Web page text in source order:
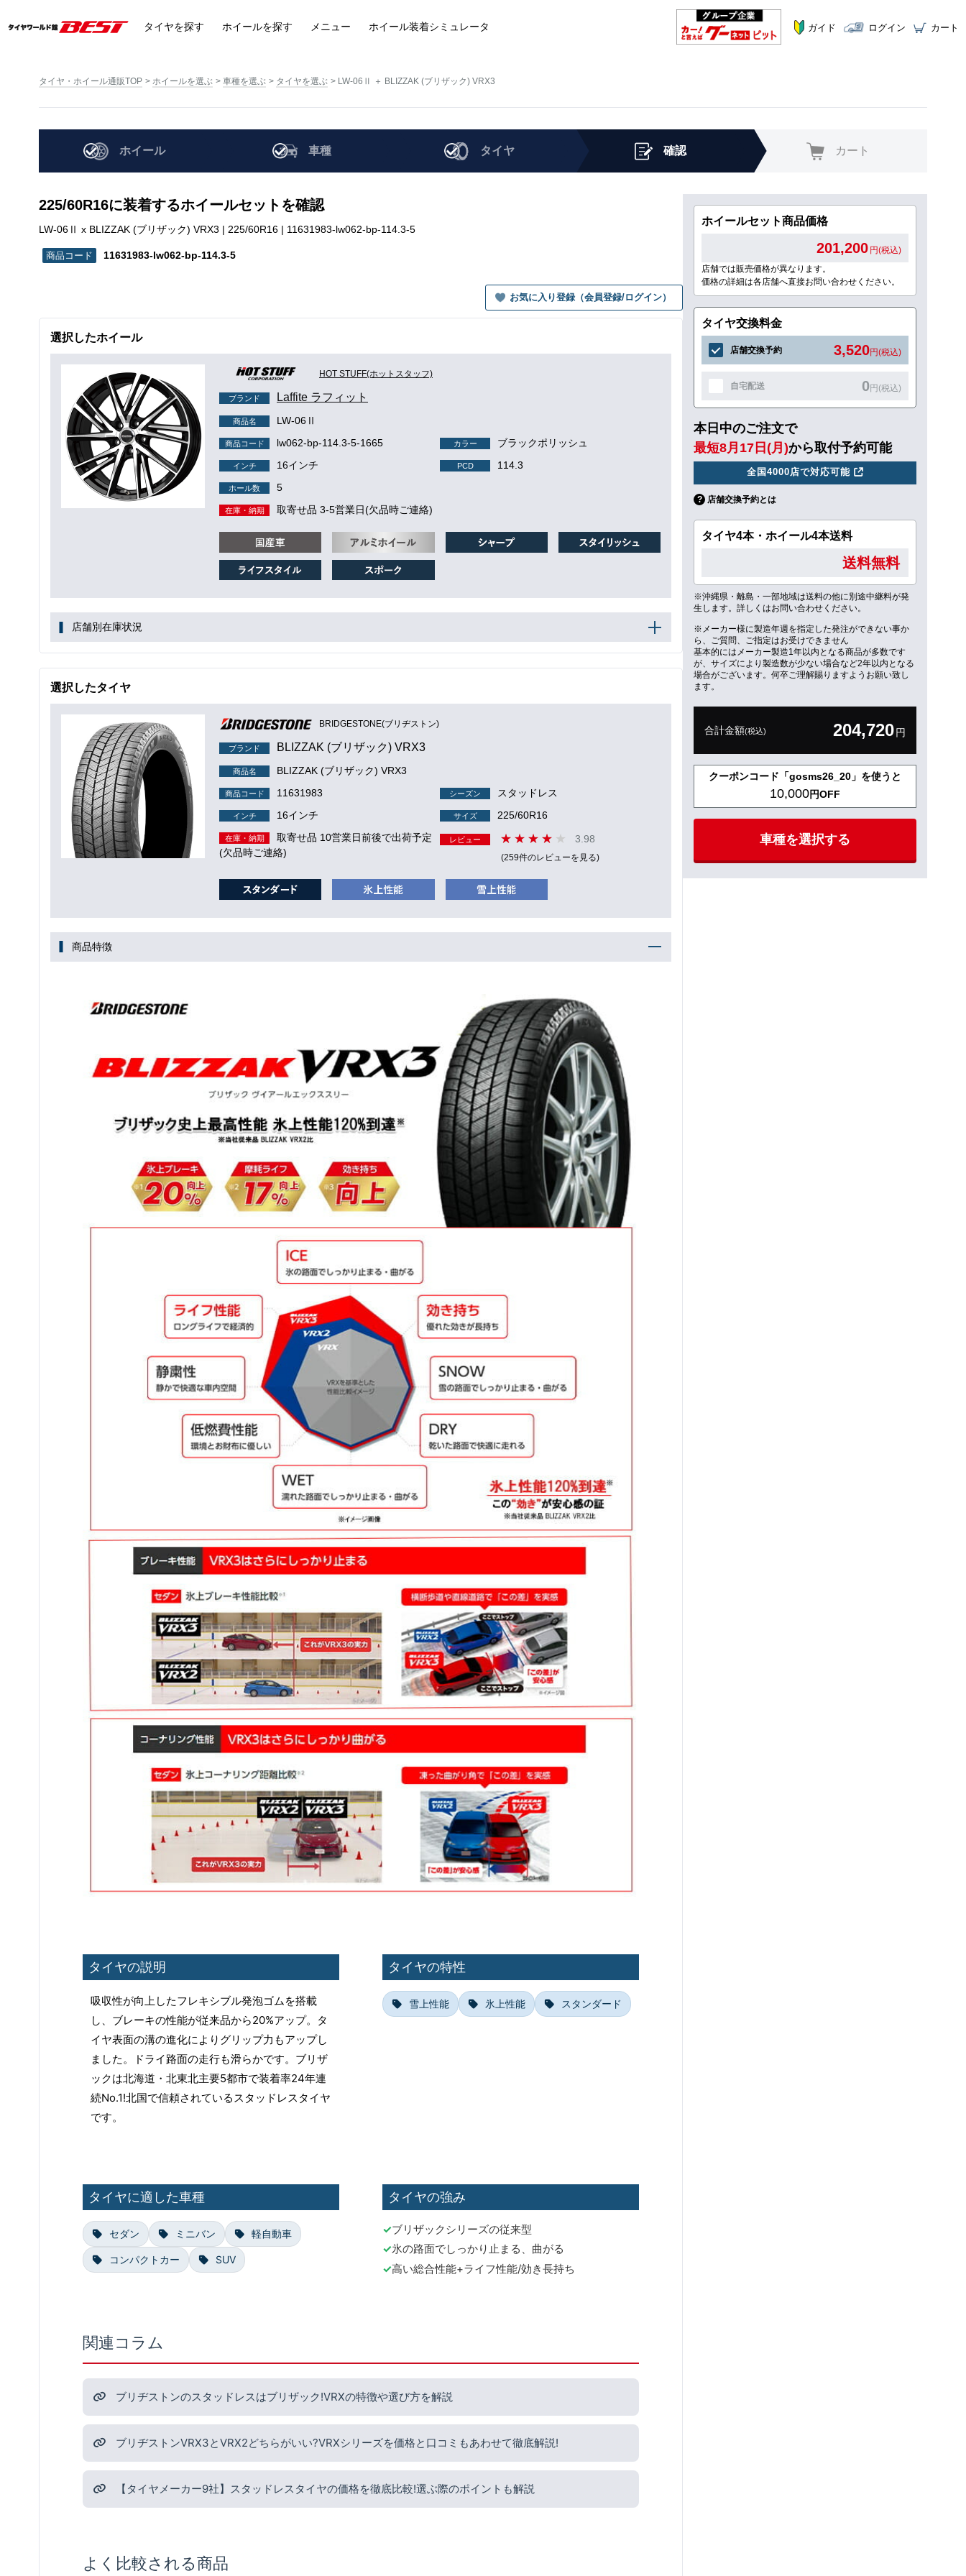
タイヤを探す ホイールを探す メニュー ホイール装着シミュレータ ガイド ログイン カート
タイヤ・ホイール通販TOP ホイールを選ぶ 車種を選ぶ タイヤを選ぶ LW-06Ⅱ ＋ BLIZZAK (ブリザック) VRX3
ホイール 車種 タイヤ 確認 カート
225/60R16に装着するホイールセットを確認
LW-06Ⅱ x BLIZZAK (ブリザック) VRX3 | 225/60R16 | 11631983-lw062-bp-114.3-5
11631983-lw062-bp-114.3-5
お気に入り登録（会員登録/ログイン）
選択したホイール
HOT STUFF(ホットスタッフ)
ブランド Laffite ラフィット
商品名 LW-06Ⅱ
商品コード lw062-bp-114.3-5-1665 カラー ブラックポリッシュ
インチ 16インチ PCD 114.3
ホール数 5
在庫・納期 取寄せ品 3-5営業日(欠品時ご連絡)
店舗別在庫状況
選択したタイヤ
BRIDGESTONE(ブリヂストン)
ブランド BLIZZAK (ブリザック) VRX3
商品名 BLIZZAK (ブリザック) VRX3
商品コード 11631983 シーズン スタッドレス
インチ 16インチ サイズ 225/60R16
在庫・納期
取寄せ品 10営業日前後で出荷予定
(欠品時ご連絡)
レビュー 3.98
(259件のレビューを見る)
商品特徴
タイヤの説明
吸収性が向上したフレキシブル発泡ゴムを搭載
し、ブレーキの性能が従来品から20%アップ。タ
イヤ表面の溝の進化によりグリップ力もアップし
ました。ドライ路面の走行も滑らかです。ブリザ
ックは北海道・北東北主要5都市で装着率24年連
続No.1!北国で信頼されているスタッドレスタイヤ
です。
タイヤの特性
雪上性能 氷上性能 スタンダード
タイヤに適した車種
セダン ミニバン 軽自動車
コンパクトカー SUV
タイヤの強み
ブリザックシリーズの従来型
氷の路面でしっかり止まる、曲がる
高い総合性能+ライフ性能/効き長持ち
関連コラム
ブリヂストンのスタッドレスはブリザック!VRXの特徴や選び方を解説
ブリヂストンVRX3とVRX2どちらがいい?VRXシリーズを価格と口コミもあわせて徹底解説!
【タイヤメーカー9社】スタッドレスタイヤの価格を徹底比較!選ぶ際のポイントも解説
よく比較される商品
ホイールセット商品価格
201,200 円(税込)
店舗では販売価格が異なります。
価格の詳細は各店舗へ直接お問い合わせください。
タイヤ交換料金
店舗交換予約 3,520円(税込)
自宅配送 0円(税込)
本日中のご注文で
最短8月17日(月)から取付予約可能
全国4000店で対応可能
店舗交換予約とは
タイヤ4本・ホイール4本送料
送料無料
※沖縄県・離島・一部地域は送料の他に別途中継料が発
生します。詳しくはお問い合わせください。
※メーカー様に製造年週を指定した発注ができない事か
ら、ご質問、ご指定はお受けできません
基本的にはメーカー製造1年以内となる商品が多数です
が、サイズにより製造数が少ない場合など2年以内となる
場合がございます。何卒ご理解賜りますようお願い致し
ます。
合計金額(税込) 204,720円
クーポンコード「gosms26_20」を使うと
10,000円OFF
車種を選択する